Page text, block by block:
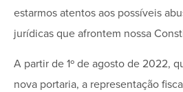
estarmos atentos aos possíveis
jurídicas que afrontem nossa
A partir de 1º de agosto de 2022,
nova portaria, a representação